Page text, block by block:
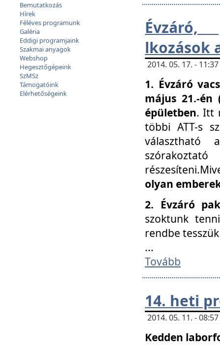
Bemutatkozás
Hírek
Féléves programunk
Galéria
Eddigi programjaink
Szakmai anyagok
Webshop
Hegesztőgépeink
SzMSz
Támogatóink
Elérhetőségeink
Évzáró,
lkozások
2014. 05. 17. -
1. Évzáró
május 21.-én
épületben. Itt
többi ATT-s
választható
olyan
2. Évzáró
szoktunk
rendbe
...
Tovább
14. heti
2014. 05. 11. -
Kedden